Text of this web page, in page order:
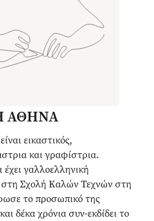
ΑΘΗΝΑ
εικαστικός,
και γραφίστρια.
έχει γαλλοελληνική
Σχολή Καλών Τεχνών στη
το προσωπικό της
δέκα χρόνια συν-εκδίδει το